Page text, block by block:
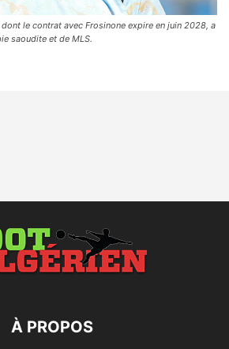
dont le contrat avec Frosinone expire en juin 2028, a
saoudite et de MLS.
À PROPOS